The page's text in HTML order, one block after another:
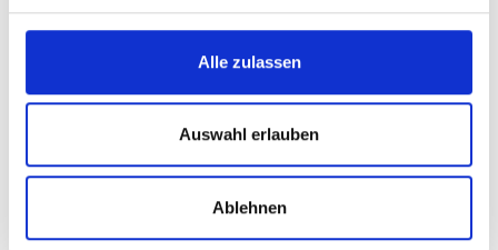
Alle zulassen
Auswahl erlauben
Ablehnen
Erkunde
Home
Baufinanzierung
Digitale Selbstauskunft
Jobangebote